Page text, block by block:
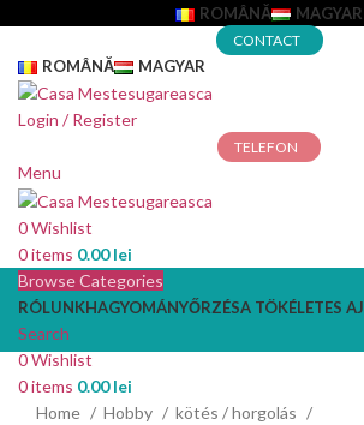
ROMÂNĂ MAGYAR
CONTACT
ROMÂNĂ MAGYAR
Login / Register
TELEFON
Menu
0Wishlist
0items 0.00lei
Browse Categories
RÓLUNKHAGYOMÁNYŐRZÉSA TÖKÉLETES
Search
0Wishlist
0items 0.00lei
Home
Hobby
kötés / horgolás